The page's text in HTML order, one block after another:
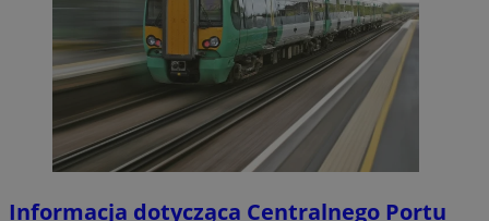
Informacja dotycząca Centralnego Portu